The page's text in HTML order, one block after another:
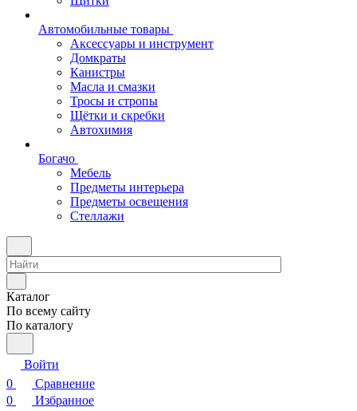
Автомобильные товары
Аксессуары и инструмент
Домкраты
Канистры
Масла и смазки
Тросы и стропы
Щётки и скребки
Автохимия
Богачо
Мебель
Предметы интерьера
Предметы освещения
Стеллажи
Каталог
По всему сайту
По каталогу
Войти
0
Сравнение
0
Избранное